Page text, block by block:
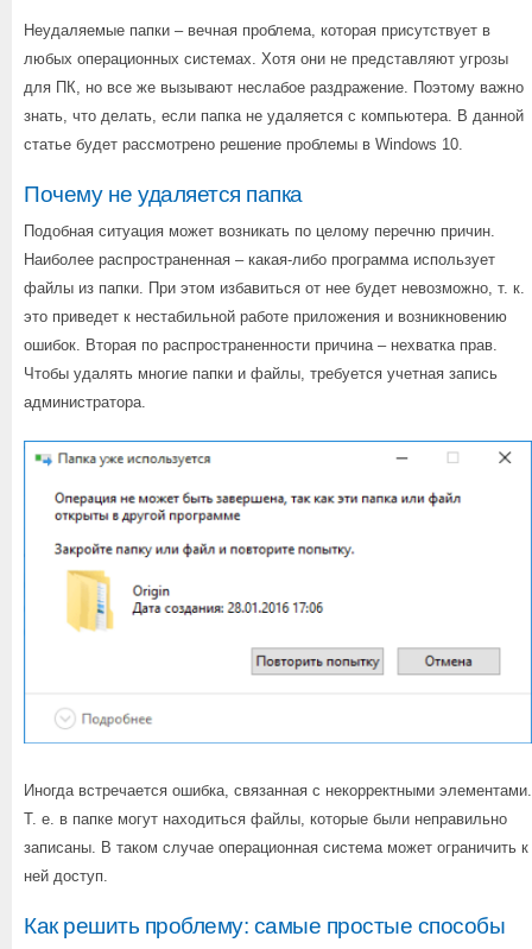
Неудаляемые папки – вечная проблема, которая присутствует в
любых операционных системах. Хотя они не представляют угрозы
для ПК, но все же вызывают неслабое раздражение. Поэтому важно
знать, что делать, если папка не удаляется с компьютера. В данной
статье будет рассмотрено решение проблемы в Windows 10.
Почему не удаляется папка
Подобная ситуация может возникать по целому перечню причин.
Наиболее распространенная – какая-либо программа использует
файлы из папки. При этом избавиться от нее будет невозможно, т. к.
это приведет к нестабильной работе приложения и возникновению
ошибок. Вторая по распространенности причина – нехватка прав.
Чтобы удалять многие папки и файлы, требуется учетная запись
администратора.
Иногда встречается ошибка, связанная с некорректными элементами.
Т. е. в папке могут находиться файлы, которые были неправильно
записаны. В таком случае операционная система может ограничить к
ней доступ.
Как решить проблему: самые простые способы